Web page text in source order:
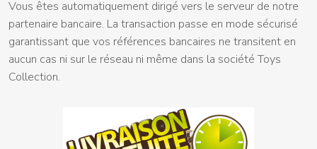
Vous êtes automatiquement dirigé vers le serveur de notre
partenaire bancaire. La transaction passe en mode sécurisé
garantissant que vos références bancaires ne transitent en
aucun cas ni sur le réseau ni même dans la société Toys
Collection.